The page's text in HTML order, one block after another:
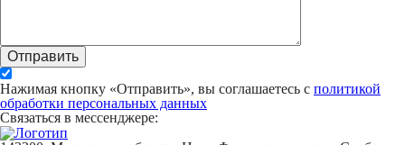
Отправить
Нажимая кнопку «Отправить», вы соглашаетесь с политикой
обработки персональных данных
Связаться в мессенджере: